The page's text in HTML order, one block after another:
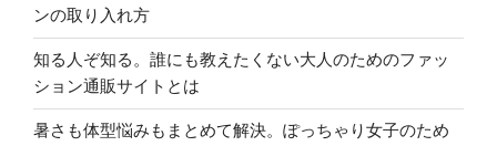
ンの取り入れ方
知る人ぞ知る。誰にも教えたくない大人のためのファッ
ション通販サイトとは
暑さも体型悩みもまとめて解決。ぽっちゃり女子のため